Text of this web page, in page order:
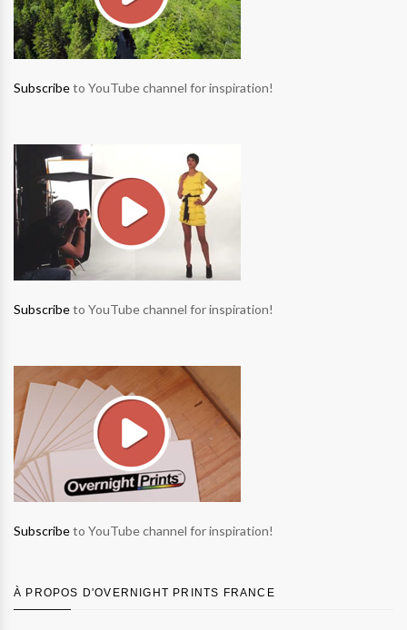
Subscribeto YouTube channel for inspiration!
Subscribeto YouTube channel for inspiration!
Subscribeto YouTube channel for inspiration!
À PROPOS D'OVERNIGHT PRINTS FRANCE